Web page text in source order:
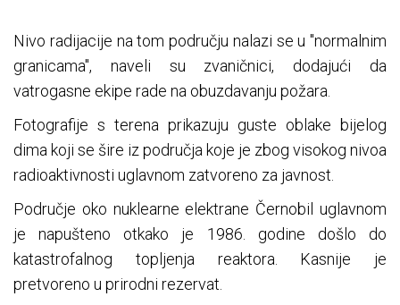
Nivo radijacije na tom području nalazi se u "normalnim
granicama", naveli su zvaničnici, dodajući da
vatrogasne ekipe rade na obuzdavanju požara.
Fotografije s terena prikazuju guste oblake bijelog
dima koji se šire iz područja koje je zbog visokog nivoa
radioaktivnosti uglavnom zatvoreno za javnost.
Područje oko nuklearne elektrane Černobil uglavnom
je napušteno otkako je 1986. godine došlo do
katastrofalnog topljenja reaktora. Kasnije je
pretvoreno u prirodni rezervat.